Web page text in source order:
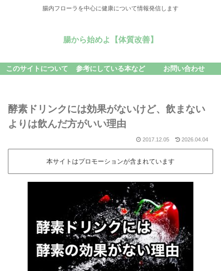
腸内フローラを中心に健康について情報発信します
腸から始めよ【体質改善】
このサイトについて 参考にしている本など お問い合わせ
酵素ドリンクには効果がないけど、飲まない
よりは飲んだ方がいい理由
2017.12.05 2026.04.04
本サイトはプロモーションが含まれています